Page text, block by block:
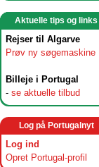
Aktuelle tips og links
Rejser til Algarve
Prøv ny søgemaskine
Billeje i Portugal
- se aktuelle tilbud
Log på Portugalnyt
Log ind
Opret Portugal-profil